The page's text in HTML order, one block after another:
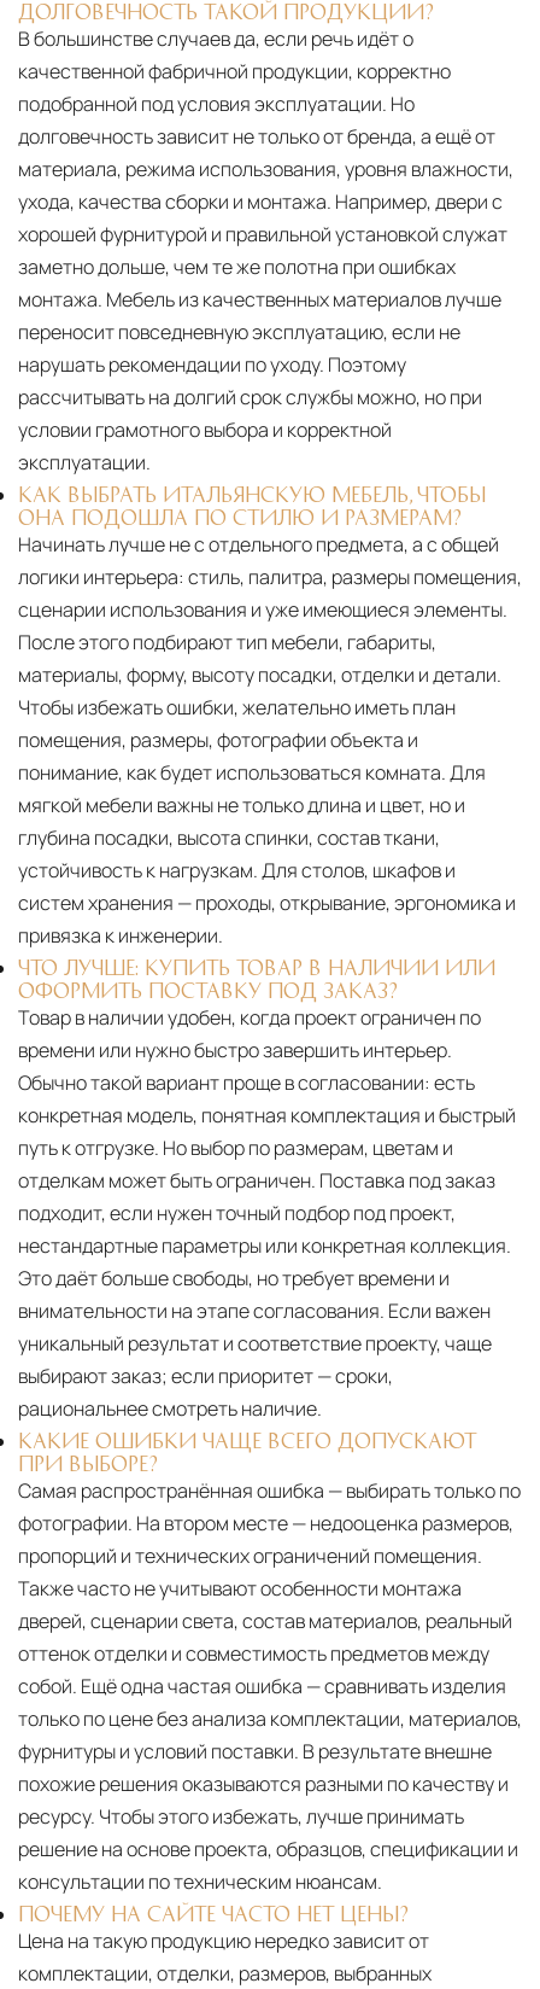
ДОЛГОВЕЧНОСТЬ ТАКОЙ ПРОДУКЦИИ?
В большинстве случаев да, если речь идёт о
качественной фабричной продукции, корректно
подобранной под условия эксплуатации. Но
долговечность зависит не только от бренда, а ещё от
материала, режима использования, уровня влажности,
ухода, качества сборки и монтажа. Например, двери с
хорошей фурнитурой и правильной установкой служат
заметно дольше, чем те же полотна при ошибках
монтажа. Мебель из качественных материалов лучше
переносит повседневную эксплуатацию, если не
нарушать рекомендации по уходу. Поэтому
рассчитывать на долгий срок службы можно, но при
условии грамотного выбора и корректной
эксплуатации.
КАК ВЫБРАТЬ ИТАЛЬЯНСКУЮ МЕБЕЛЬ, ЧТОБЫ
ОНА ПОДОШЛА ПО СТИЛЮ И РАЗМЕРАМ?
Начинать лучше не с отдельного предмета, а с общей
логики интерьера: стиль, палитра, размеры помещения,
сценарии использования и уже имеющиеся элементы.
После этого подбирают тип мебели, габариты,
материалы, форму, высоту посадки, отделки и детали.
Чтобы избежать ошибки, желательно иметь план
помещения, размеры, фотографии объекта и
понимание, как будет использоваться комната. Для
мягкой мебели важны не только длина и цвет, но и
глубина посадки, высота спинки, состав ткани,
устойчивость к нагрузкам. Для столов, шкафов и
систем хранения — проходы, открывание, эргономика и
привязка к инженерии.
ЧТО ЛУЧШЕ: КУПИТЬ ТОВАР В НАЛИЧИИ ИЛИ
ОФОРМИТЬ ПОСТАВКУ ПОД ЗАКАЗ?
Товар в наличии удобен, когда проект ограничен по
времени или нужно быстро завершить интерьер.
Обычно такой вариант проще в согласовании: есть
конкретная модель, понятная комплектация и быстрый
путь к отгрузке. Но выбор по размерам, цветам и
отделкам может быть ограничен. Поставка под заказ
подходит, если нужен точный подбор под проект,
нестандартные параметры или конкретная коллекция.
Это даёт больше свободы, но требует времени и
внимательности на этапе согласования. Если важен
уникальный результат и соответствие проекту, чаще
выбирают заказ; если приоритет — сроки,
рациональнее смотреть наличие.
КАКИЕ ОШИБКИ ЧАЩЕ ВСЕГО ДОПУСКАЮТ
ПРИ ВЫБОРЕ?
Самая распространённая ошибка — выбирать только по
фотографии. На втором месте — недооценка размеров,
пропорций и технических ограничений помещения.
Также часто не учитывают особенности монтажа
дверей, сценарии света, состав материалов, реальный
оттенок отделки и совместимость предметов между
собой. Ещё одна частая ошибка — сравнивать изделия
только по цене без анализа комплектации, материалов,
фурнитуры и условий поставки. В результате внешне
похожие решения оказываются разными по качеству и
ресурсу. Чтобы этого избежать, лучше принимать
решение на основе проекта, образцов, спецификации и
консультации по техническим нюансам.
ПОЧЕМУ НА САЙТЕ ЧАСТО НЕТ ЦЕНЫ?
Цена на такую продукцию нередко зависит от
комплектации, отделки, размеров, выбранных